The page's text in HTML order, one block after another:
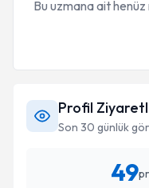
Bu uzmana ait
Profil
Son 30 günlük
49